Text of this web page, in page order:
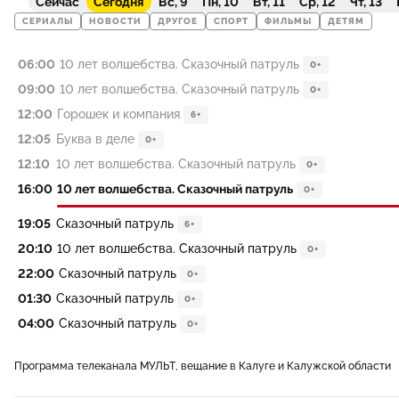
СЕРИАЛЫ НОВОСТИ ДРУГОЕ СПОРТ ФИЛЬМЫ ДЕТЯМ
06:00 10 лет волшебства. Сказочный патруль 0+
09:00 10 лет волшебства. Сказочный патруль 0+
12:00 Горошек и компания 6+
12:05 Буква в деле 0+
12:10 10 лет волшебства. Сказочный патруль 0+
16:00 10 лет волшебства. Сказочный патруль 0+
19:05 Сказочный патруль 6+
20:10 10 лет волшебства. Сказочный патруль 0+
22:00 Сказочный патруль 0+
01:30 Сказочный патруль 0+
04:00 Сказочный патруль 0+
Программа телеканала МУЛЬТ, вещание в Калуге и Калужской области